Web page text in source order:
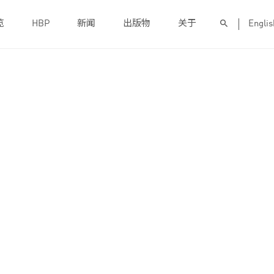
HBP 新闻 出版物 关于